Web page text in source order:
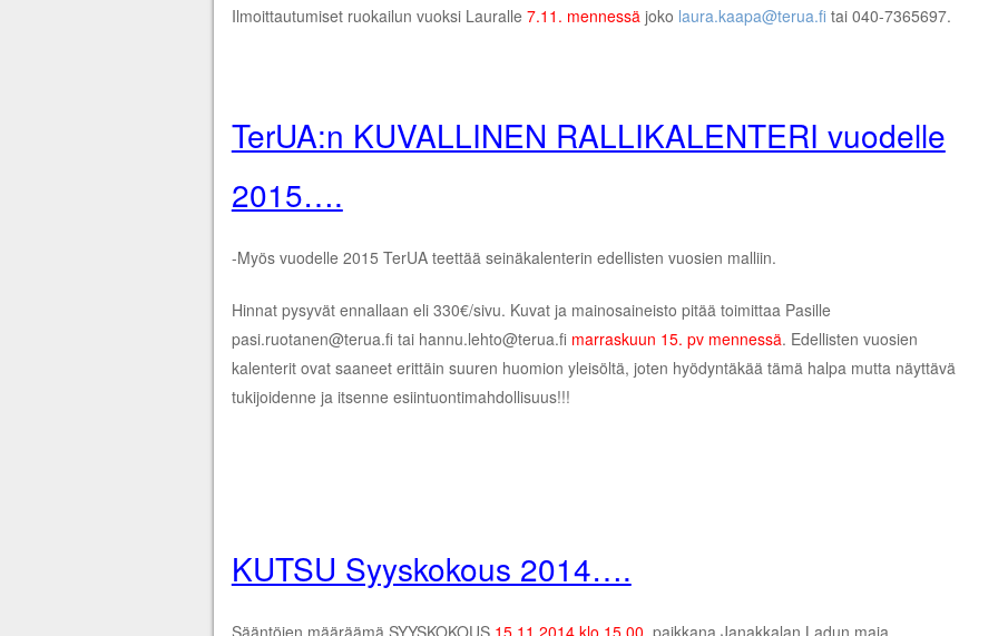
Ilmoittautumiset ruokailun vuoksi Lauralle 7.11. mennessäjoko laura.kaapa@terua.fi tai 040-7365697.
TerUA:n KUVALLINEN RALLIKALENTERI vuodelle
2015….
-Myös vuodelle 2015 TerUA teettää seinäkalenterin edellisten vuosien malliin.
Hinnat pysyvät ennallaan eli 330€/sivu. Kuvat ja mainosaineisto pitää toimittaa Pasille
pasi.ruotanen@terua.fi tai hannu.lehto@terua.fi marraskuun 15. pv mennessä. Edellisten vuosien
kalenterit ovat saaneet erittäin suuren huomion yleisöltä, joten hyödyntäkää tämä halpa mutta näyttävä
tukijoidenne ja itsenne esiintuontimahdollisuus!!!
KUTSU Syyskokous 2014….
Sääntöjen määräämä SYYSKOKOUS 15.11.2014 klo 15.00, paikkana Janakkalan Ladun maja